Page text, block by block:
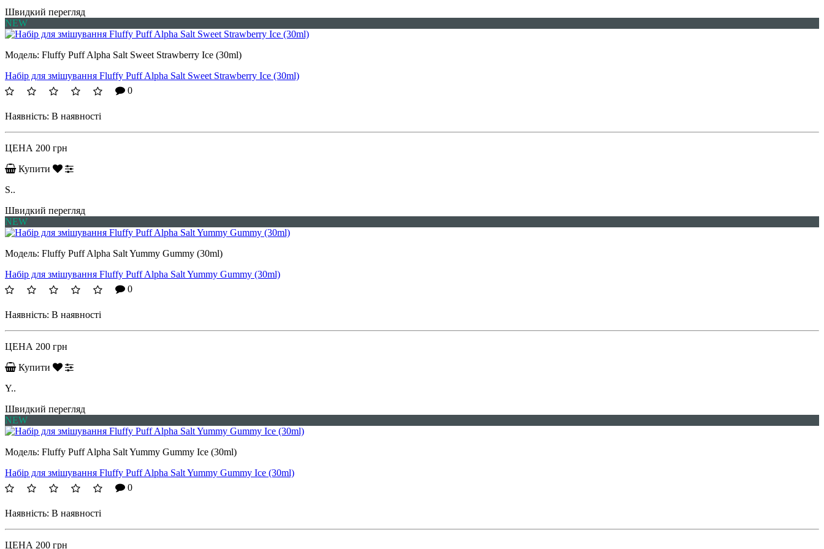
Швидкий перегляд
NEW
Модель: Fluffy Puff Alpha Salt Sweet Strawberry Ice (30ml)
Набір для змішування Fluffy Puff Alpha Salt Sweet Strawberry Ice (30ml)
0
Наявність: В наявності
ЦЕНА 200 грн
Купити
S..
Швидкий перегляд
NEW
Модель: Fluffy Puff Alpha Salt Yummy Gummy (30ml)
Набір для змішування Fluffy Puff Alpha Salt Yummy Gummy (30ml)
0
Наявність: В наявності
ЦЕНА 200 грн
Купити
Y..
Швидкий перегляд
NEW
Модель: Fluffy Puff Alpha Salt Yummy Gummy Ice (30ml)
Набір для змішування Fluffy Puff Alpha Salt Yummy Gummy Ice (30ml)
0
Наявність: В наявності
ЦЕНА 200 грн